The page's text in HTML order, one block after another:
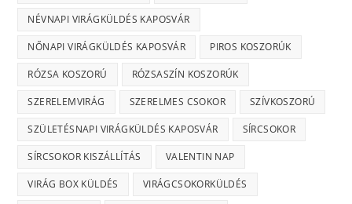
NÉVNAPI VIRÁGKÜLDÉS KAPOSVÁR
NŐNAPI VIRÁGKÜLDÉS KAPOSVÁR PIROS KOSZORÚK
RÓZSA KOSZORÚ RÓZSASZÍN KOSZORÚK
SZERELEMVIRÁG SZERELMES CSOKOR SZÍVKOSZORÚ
SZÜLETÉSNAPI VIRÁGKÜLDÉS KAPOSVÁR SÍRCSOKOR
SÍRCSOKOR KISZÁLLÍTÁS VALENTIN NAP
VIRÁG BOX KÜLDÉS VIRÁGCSOKORKÜLDÉS